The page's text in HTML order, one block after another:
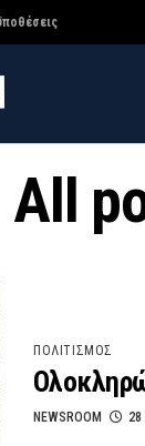
All
ΠΟΛΙΤΙΣΜΟΣ
NEWSROOM 28